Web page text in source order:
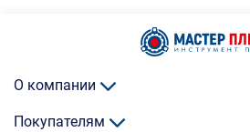
О компании
Покупателям